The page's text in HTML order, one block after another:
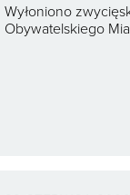
Wyłoniono
Obywatelskiego